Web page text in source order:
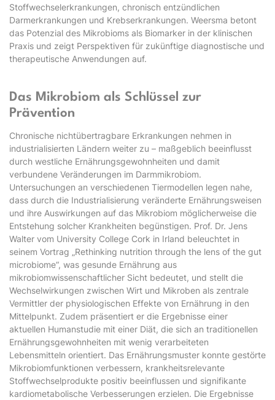
Stoffwechselerkrankungen, chronisch entzündlichen
Darmerkrankungen und Krebserkrankungen. Weersma betont
das Potenzial des Mikrobioms als Biomarker in der klinischen
Praxis und zeigt Perspektiven für zukünftige diagnostische und
therapeutische Anwendungen auf.
Das Mikrobiom als Schlüssel zur
Prävention
Chronische nichtübertragbare Erkrankungen nehmen in
industrialisierten Ländern weiter zu – maßgeblich beeinflusst
durch westliche Ernährungsgewohnheiten und damit
verbundene Veränderungen im Darmmikrobiom.
Untersuchungen an verschiedenen Tiermodellen legen nahe,
dass durch die Industrialisierung veränderte Ernährungsweisen
und ihre Auswirkungen auf das Mikrobiom möglicherweise die
Entstehung solcher Krankheiten begünstigen. Prof. Dr. Jens
Walter vom University College Cork in Irland beleuchtet in
seinem Vortrag „Rethinking nutrition through the lens of the gut
microbiome“, was gesunde Ernährung aus
mikrobiomwissenschaftlicher Sicht bedeutet, und stellt die
Wechselwirkungen zwischen Wirt und Mikroben als zentrale
Vermittler der physiologischen Effekte von Ernährung in den
Mittelpunkt. Zudem präsentiert er die Ergebnisse einer
aktuellen Humanstudie mit einer Diät, die sich an traditionellen
Ernährungsgewohnheiten mit wenig verarbeiteten
Lebensmitteln orientiert. Das Ernährungsmuster konnte gestörte
Mikrobiomfunktionen verbessern, krankheitsrelevante
Stoffwechselprodukte positiv beeinflussen und signifikante
kardiometabolische Verbesserungen erzielen. Die Ergebnisse